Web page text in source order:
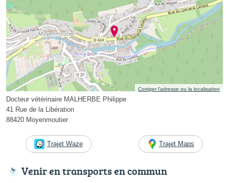
Corriger l’adresse ou la localisation
Docteur vétérinaire MALHERBE Philippe
41 Rue de la Libération
88420 Moyenmoutier
Trajet Waze Trajet Maps
Venir en transports en commun